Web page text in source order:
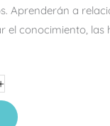
Aprenderán a
conocimiento, las